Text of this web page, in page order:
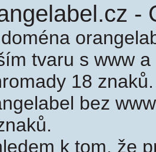
-
tvaru s www
18
bez
k tom, že